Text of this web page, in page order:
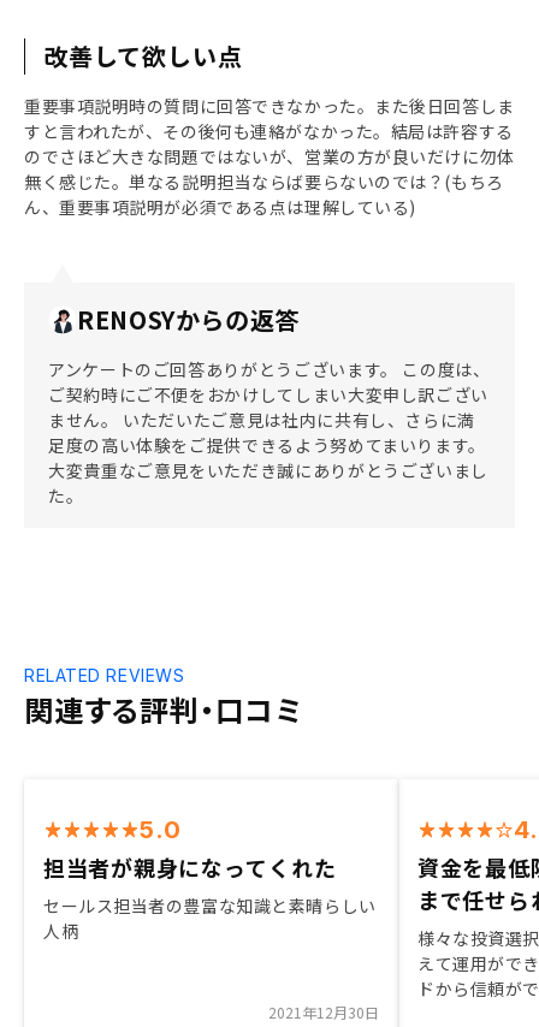
改善して欲しい点
重要事項説明時の質問に回答できなかった。また後日回答しま
すと言われたが、その後何も連絡がなかった。結局は許容する
のでさほど大きな問題ではないが、営業の方が良いだけに勿体
無く感じた。単なる説明担当ならば要らないのでは？(もちろ
ん、重要事項説明が必須である点は理解している)
RENOSYからの返答
アンケートのご回答ありがとうございます。 この度は、
ご契約時にご不便をおかけしてしまい大変申し訳ござい
ません。 いただいたご意見は社内に共有し、さらに満
足度の高い体験をご提供できるよう努めてまいります。
大変貴重なご意見をいただき誠にありがとうございまし
た。
関連する評判・口コミ
RELATED REVIEWS
5.0
担当者が親身になってくれた
セールス担当者の豊富な知識と素晴らしい
人柄
2021年12月30日
資金を最低
まで任せら
様々な投資選
えて運用がで
ドから信頼が